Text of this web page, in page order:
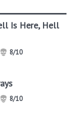
Is Here, Hell
8/10
8/10